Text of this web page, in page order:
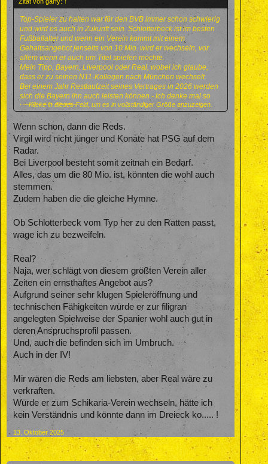
Top-Spieler zu halten war für den BVB immer schon schwierig
und wird es auch in Zukunft sein. Schlotterbeck ist im besten
Fußballalter und wenn ein Verein kommt mit einem
Gehaltsangebot jenseits von 10 Mio. wird er wechseln, vor
allem wenn er auch um Titel spielen möchte.
Mein Tipp, Bayern, Liverpool oder Real, wobei ich glaube,
dass er zu seinen N11-Kollegen nach München wechselt.
Bei einem Jahr Restlaufzeit seines Vertrages in 2026 werden
sich die Bayern ihn auch leisten können - ich denke mal so
um die 50-60 Mio.
Klicke in dieses Feld, um es in vollständiger Größe anzuzeigen.
Wenn schon, dann die Reds.
Virgil wird nicht jünger und Konate hat PSG auf dem
Radar.
Bei Liverpool besteht somit zeitnah ein Bedarf.
Alles, das um die 80 Mio. ist, könnten die wohl auch
stemmen.
Zudem haben die die gleiche Hymne.
Ob Schlotterbeck vom Typ her zu den Ratten passt,
wage ich zu bezweifeln.
Real?
Naja, wer schlägt von diesem größten Verein aller
Zeiten ein ernsthaftes Angebot aus?
Aufgrund seiner sehr klugen Spieleröffnung und
technischen Fähigkeiten würde er zur filigran
angelegten Spielweise der Spanier wohl auch gut in
deren Anspruchsprofil passen.
Und, auch die befinden sich im Umbruch.
Auch in der IV!
Mir wären die Reds am liebsten, aber Real wäre zu
verkraften.
Würde er zum Schikaria-Verein wechseln, hätte ich
kein Verständnis und könnte dann im Dreieck ko..... !
13. Oktober 2025